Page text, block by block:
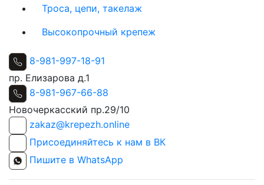
Троса, цепи, такелаж
Высокопрочный крепеж
8-981-997-18-91
пр. Елизарова д.1
8-981-967-66-88
Новочеркасский пр.29/10
zakaz@krepezh.online
Присоединяйтесь к нам в ВК
Пишите в WhatsApp